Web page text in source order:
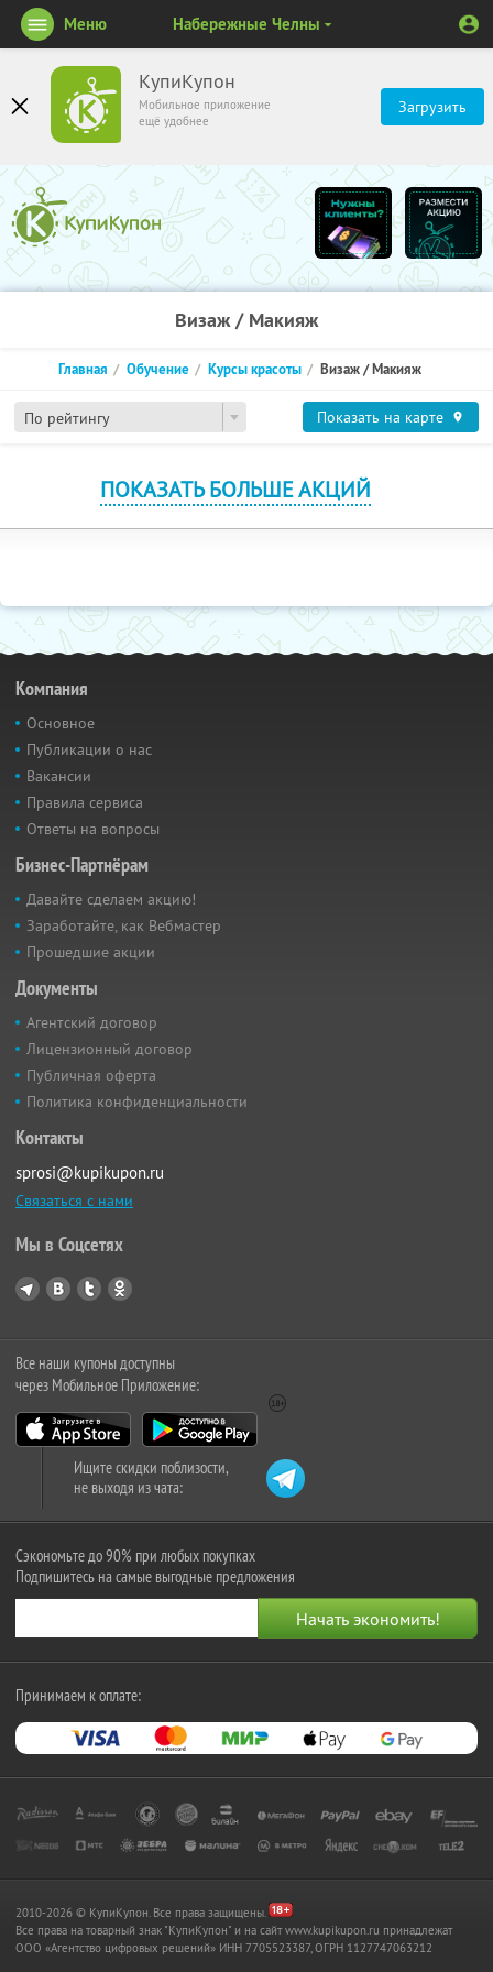
КупиКупон
Мобильное приложение
ещё удобнее
Загрузить
Меню Набережные Челны
Визаж / Макияж
По рейтингу
Главная Обучение Курсы красоты Визаж / Макияж
Показать на карте
ПОКАЗАТЬ БОЛЬШЕ АКЦИЙ
Компания
Основное
Публикации о нас
Вакансии
Правила сервиса
Ответы на вопросы
Бизнес-Партнёрам
Давайте сделаем акцию!
Заработайте, как Вебмастер
Прошедшие акции
Документы
Агентский договор
Лицензионный договор
Публичная оферта
Политика конфиденциальности
Контакты
sprosi@kupikupon.ru
Связаться с нами
Мы в Соцсетях
Все наши купоны доступны
через Мобильное Приложение:
Ищите скидки поблизости,
не выходя из чата:
Сэкономьте до 90% при любых покупках
Подпишитесь на самые выгодные предложения
Принимаем к оплате:
2010-2026 © КупиКупон. Все права защищены.
Все права на товарный знак "КупиКупон" и на сайт www.kupikupon.ru принадлежат
OOO «Агентство цифровых решений» ИНН 7705523387, ОГРН 1127747063212